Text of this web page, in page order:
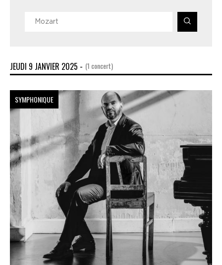
JEUDI 9 JANVIER 2025 - (1 concert)
SYMPHONIQUE